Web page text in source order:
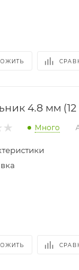
4.8 мм
Много